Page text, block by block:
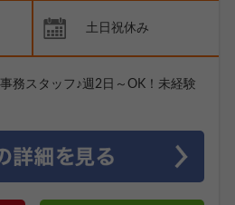
土日祝休み
務スタッフ♪週2日～OK！未経験